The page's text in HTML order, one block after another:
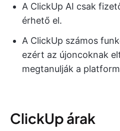
A ClickUp AI csak
érhető el.
A ClickUp számos
ezért az újoncoknak
megtanulják a
ClickUp árak